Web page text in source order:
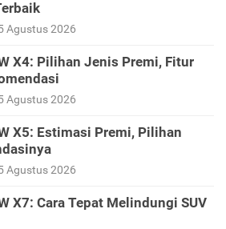
Agustus 2026
X4: Pilihan Jenis Premi, Fitur
Agustus 2026
X5: Estimasi Premi, Pilihan
Agustus 2026
X7: Cara Tepat Melindungi SUV